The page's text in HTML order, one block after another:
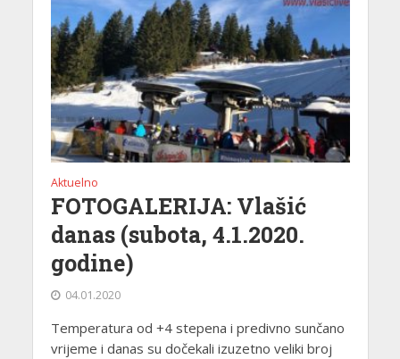
Aktuelno
FOTOGALERIJA: Vlašić
danas (subota, 4.1.2020.
godine)
04.01.2020
Temperatura od +4 stepena i predivno sunčano
vrijeme i danas su dočekali izuzetno veliki broj